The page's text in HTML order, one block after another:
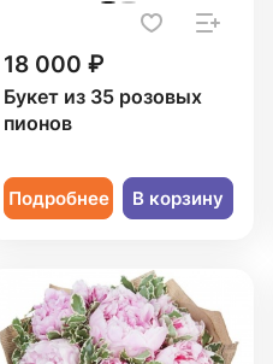
18 000 ₽
Букет из 35 розовых
пионов
Подробнее В корзину